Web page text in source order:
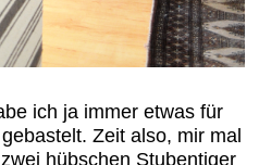
ich ja immer etwas für
Zeit also, mir mal
hübschen Stubentiger